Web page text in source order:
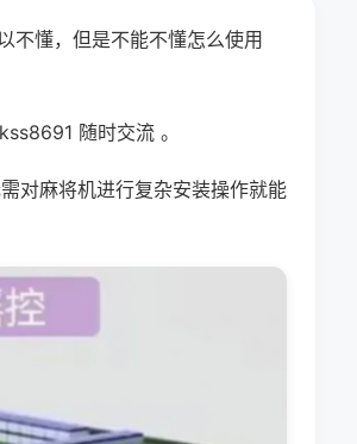
不懂，但是不能不懂怎么使用
随时交流 。
对麻将机进行复杂安装操作就能